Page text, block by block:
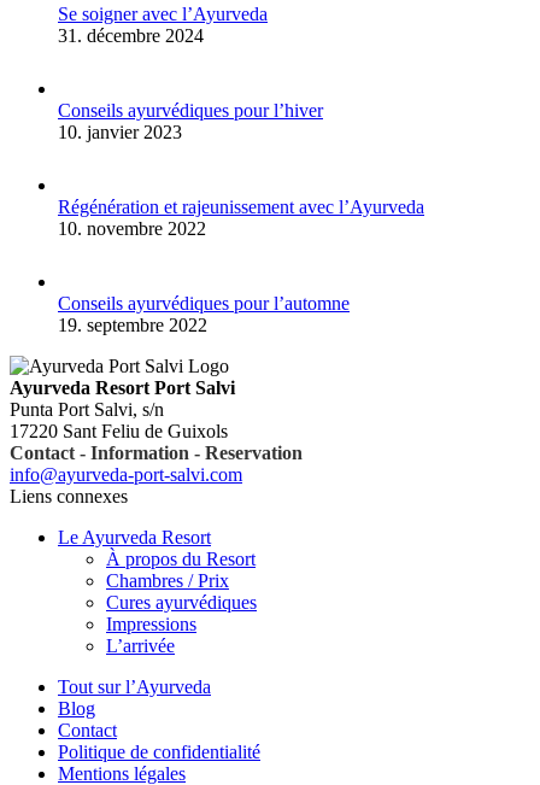
Se soigner avec l’Ayurveda
31. décembre 2024
Conseils ayurvédiques pour l’hiver
10. janvier 2023
Régénération et rajeunissement avec l’Ayurveda
10. novembre 2022
Conseils ayurvédiques pour l’automne
19. septembre 2022
Ayurveda Resort Port Salvi
Punta Port Salvi, s/n
17220 Sant Feliu de Guixols
Contact - Information - Reservation
info@ayurveda-port-salvi.com
Liens connexes
Le Ayurveda Resort
À propos du Resort
Chambres / Prix
Cures ayurvédiques
Impressions
L’arrivée
Tout sur l’Ayurveda
Blog
Contact
Politique de confidentialité
Mentions légales